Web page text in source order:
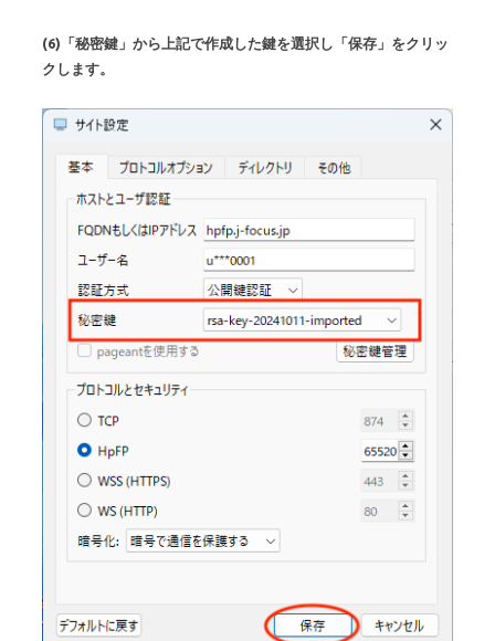
(6)「秘密鍵」から上記で作成した鍵を選択し「保存」をクリッ
クします。